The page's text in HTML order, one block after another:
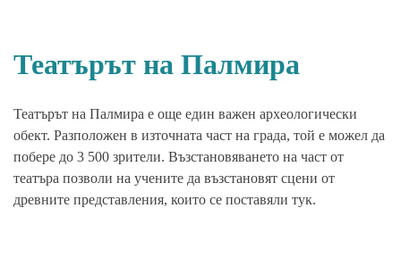
Театърът на Палмира
Театърът на Палмира е още един важен археологически
обект. Разположен в източната част на града, той е можел да
побере до 3 500 зрители. Възстановяването на част от
театъра позволи на учените да възстановят сцени от
древните представления, които се поставяли тук.